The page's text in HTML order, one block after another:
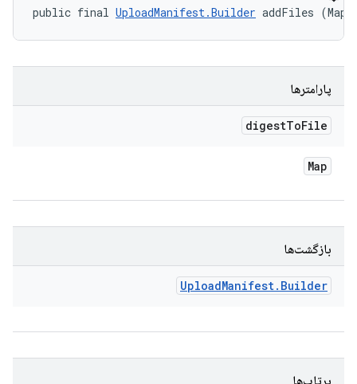
public final UploadManifest.Builder addFiles
پارامترها
digestToFile
Map
بازگشت‌ها
UploadManifest. Builder
پرتاب‌ها